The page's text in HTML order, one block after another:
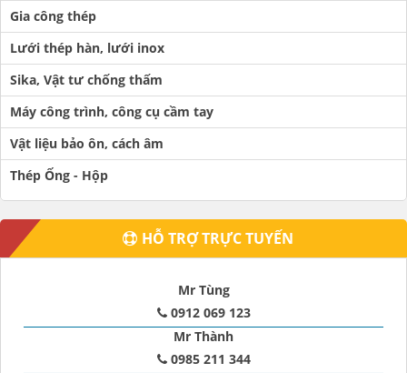
Gia công thép
Lưới thép hàn, lưới inox
Sika, Vật tư chống thấm
Máy công trình, công cụ cầm tay
Vật liệu bảo ôn, cách âm
Thép Ống - Hộp
HỖ TRỢ TRỰC TUYẾN
Mr Tùng
0912 069 123
Mr Thành
0985 211 344